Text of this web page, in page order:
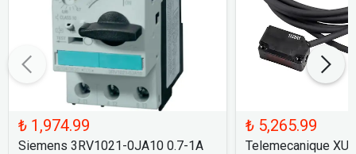
₺ 1,974.99
Siemens 3RV1021-0JA10 0.7-1A
₺ 5,265.99
Telemecanique